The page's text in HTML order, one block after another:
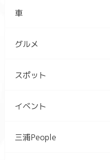
車
グルメ
スポット
イベント
三浦People